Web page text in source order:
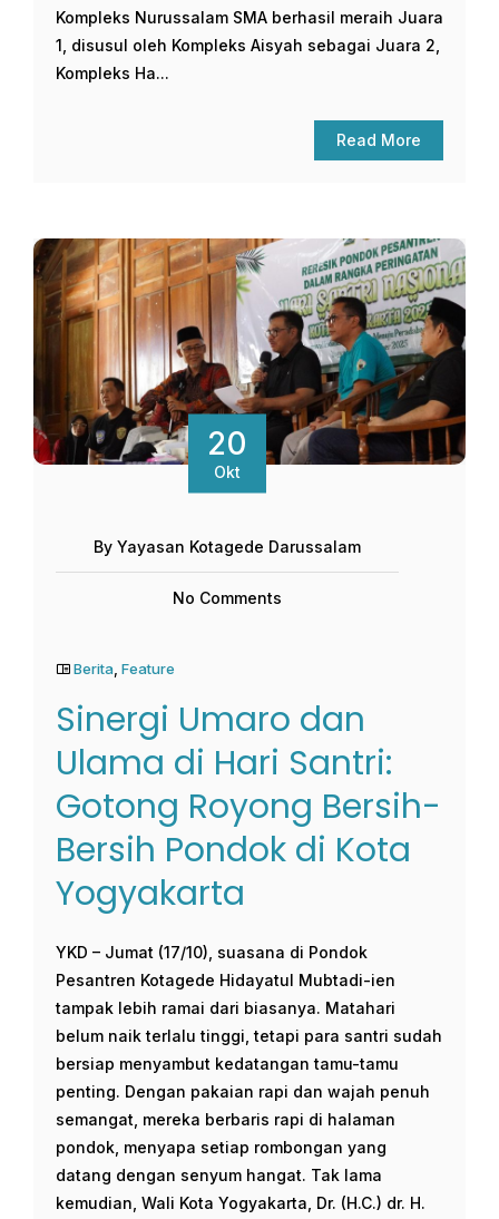
Kompleks Nurussalam SMA berhasil meraih Juara
1, disusul oleh Kompleks Aisyah sebagai Juara 2,
Kompleks Ha...
Read More
20
Okt
By Yayasan Kotagede Darussalam
No Comments
Berita Feature
Sinergi Umaro dan
Ulama di Hari Santri:
Gotong Royong Bersih-
Bersih Pondok di Kota
Yogyakarta
YKD – Jumat (17/10), suasana di Pondok
Pesantren Kotagede Hidayatul Mubtadi-ien
tampak lebih ramai dari biasanya. Matahari
belum naik terlalu tinggi, tetapi para santri sudah
bersiap menyambut kedatangan tamu-tamu
penting. Dengan pakaian rapi dan wajah penuh
semangat, mereka berbaris rapi di halaman
pondok, menyapa setiap rombongan yang
datang dengan senyum hangat. Tak lama
kemudian, Wali Kota Yogyakarta, Dr. (H.C.) dr. H.